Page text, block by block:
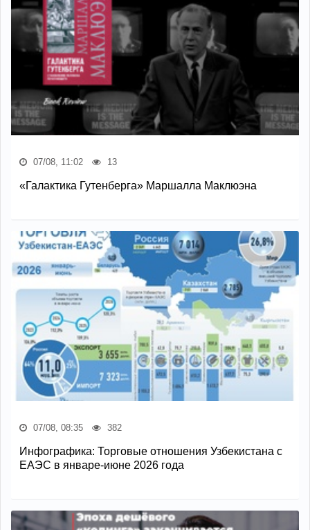
07/08, 11:02 13
«Галактика Гутенберга» Маршалла Маклюэна
07/08, 08:35 382
Инфографика: Торговые отношения Узбекистана с
ЕАЭС в январе-июне 2026 года